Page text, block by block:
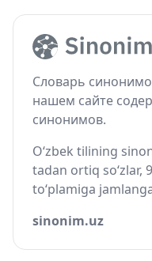
Словарь
нашем сайте
синонимов.
O‘zbek tilining
tadan ortiq so‘zlar,
to‘plamiga
sinonim.uz